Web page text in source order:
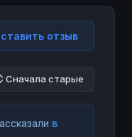
отзыв
Сначала старые
в